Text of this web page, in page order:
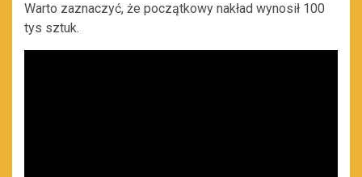
Warto zaznaczyć, że początkowy nakład wynosił 100
tys sztuk.